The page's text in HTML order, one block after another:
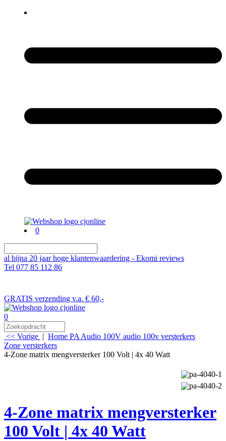
0
al bijna 20 jaar hoge klantenwaardering - Ekomi reviews
Tel 077 85 112 86
GRATIS verzending v.a. € 60,-
0
<< Vorige | Home PA Audio 100V audio 100v versterkers
Zone versterkers
4-Zone matrix mengversterker 100 Volt | 4x 40 Watt
4-Zone matrix mengversterker
100 Volt | 4x 40 Watt